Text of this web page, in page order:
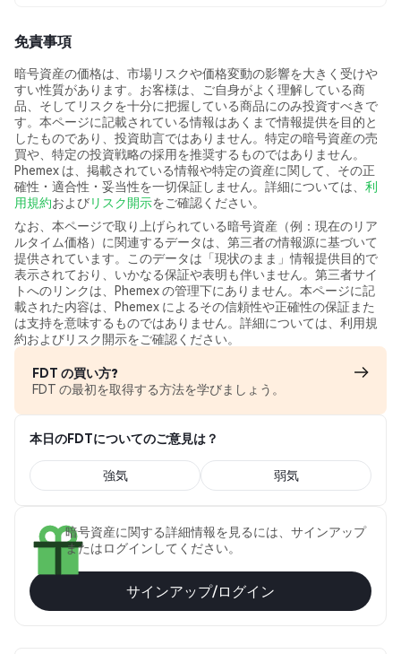
免責事項
暗号資産の価格は、市場リスクや価格変動の影響を大きく受けや
すい性質があります。お客様は、ご自身がよく理解している商
品、そしてリスクを十分に把握している商品にのみ投資すべきで
す。本ページに記載されている情報はあくまで情報提供を目的と
したものであり、投資助言ではありません。特定の暗号資産の売
買や、特定の投資戦略の採用を推奨するものではありません。
Phemex は、掲載されている情報や特定の資産に関して、その正
確性・適合性・妥当性を一切保証しません。詳細については、 利
用規約およびリスク開示をご確認ください。
なお、本ページで取り上げられている暗号資産（例：現在のリア
ルタイム価格）に関連するデータは、第三者の情報源に基づいて
提供されています。このデータは「現状のまま」情報提供目的で
表示されており、いかなる保証や表明も伴いません。第三者サイ
トへのリンクは、Phemex の管理下にありません。本ページに記
載された内容は、Phemex によるその信頼性や正確性の保証また
は支持を意味するものではありません。詳細については、利用規
約およびリスク開示をご確認ください。
FDT の買い方?
FDT の最初を取得する方法を学びましょう。
本日のFDTについてのご意見は？
強気 弱気
暗号資産に関する詳細情報を見るには、サインアップ
またはログインしてください。
サインアップ/ログイン